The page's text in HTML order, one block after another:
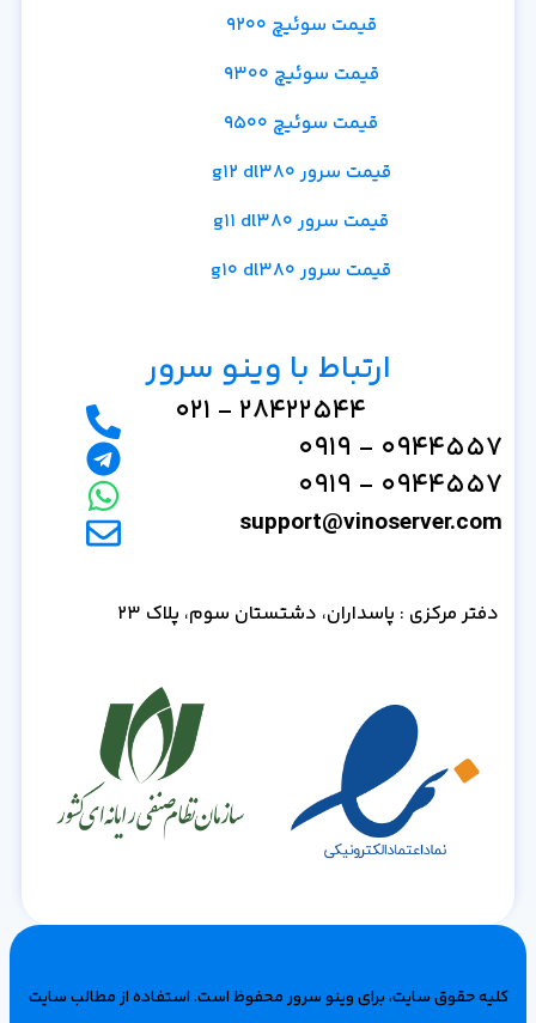
قیمت سوئیچ 9200
قیمت سوئیچ 9300
قیمت سوئیچ 9500
قیمت سرور g12 dl380
قیمت سرور g11 dl380
قیمت سرور g10 dl380
ارتباط با وینو سرور
28422544 - 021
0944557 - 0919
0944557 - 0919
support@vinoserver.com
دفتر مرکزی : پاسداران، دشتستان سوم، پلاک 23
کلیه حقوق سایت، برای وینو سرور محفوظ است‌. استفاده از مطالب سایت